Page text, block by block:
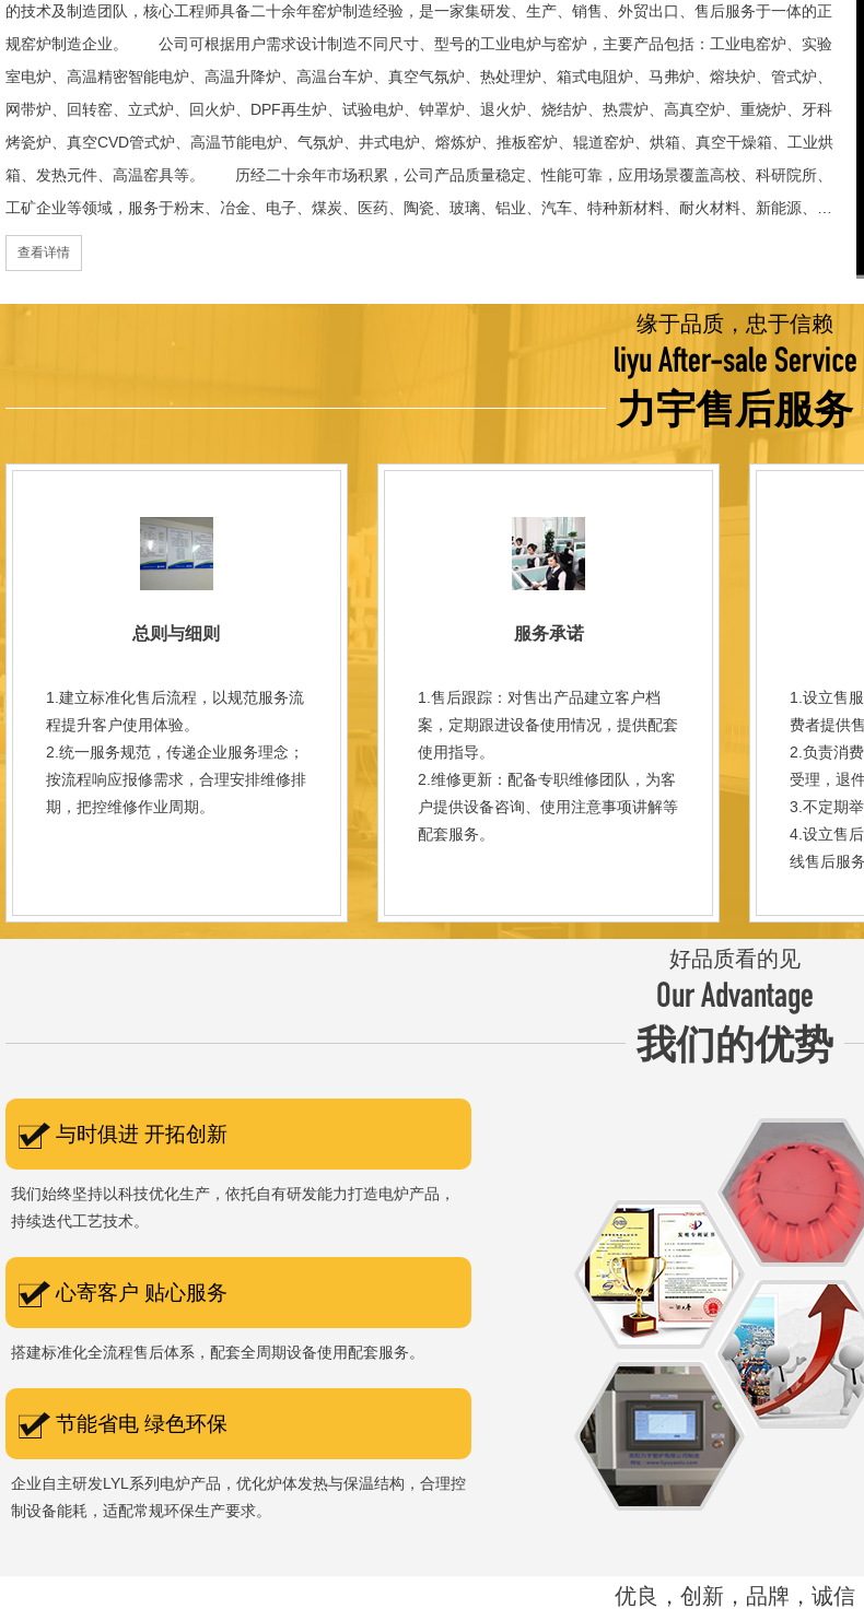
的技术及制造团队，核心工程师具备二十余年窑炉制造经验，是一家集研发、生产、销售、外贸出口、售后服务于一体的正
规窑炉制造企业。 公司可根据用户需求设计制造不同尺寸、型号的工业电炉与窑炉，主要产品包括：工业电窑炉、实验
室电炉、高温精密智能电炉、高温升降炉、高温台车炉、真空气氛炉、热处理炉、箱式电阻炉、马弗炉、熔块炉、管式炉、
网带炉、回转窑、立式炉、回火炉、DPF再生炉、试验电炉、钟罩炉、退火炉、烧结炉、热震炉、高真空炉、重烧炉、牙科
烤瓷炉、真空CVD管式炉、高温节能电炉、气氛炉、井式电炉、熔炼炉、推板窑炉、辊道窑炉、烘箱、真空干燥箱、工业烘
箱、发热元件、高温窑具等。 历经二十余年市场积累，公司产品质量稳定、性能可靠，应用场景覆盖高校、科研院所、
工矿企业等领域，服务于粉末、冶金、电子、煤炭、医药、陶瓷、玻璃、铝业、汽车、特种新材料、耐火材料、新能源、航
天航空、化工、金属烧结及金属热处理等行业，产品覆盖国内多省市，并出口至海外多个国家和地区。 近年来，公司通
过理念更新、体制机制优化与科技创新，于2015年通过ISO 9001:2015质量管理体系认证，主营业务收入保持稳步增长，国
内市场份额稳步提升，并获得质量诚信AAA 级企业荣誉证书。 在产品技术方面，公司坚持精益求精、持续创新，自主
研发LYL系列节能精密型智能化电炉、窑炉产品，多项产品通过相关权威认证。产品具备升温快、节能效果显著、温控精
准、智能自动化程度高、运行稳定、保温性能优良、全程电脑控制、可编程自动升降温及保温、炉体表面温度接近室温等特
点；产品安全方面，已通过欧盟CE认证。 公司凭借技术积累与产品优势，获得多项官方资质认定：高新 技术企业、科
技型中小企业、洛阳市企业研发中心（证书编号：202207080）、河南省专精特新企业。 我们坚持以科技促生产，
以质量创品牌，以品牌创市场的战略发展，实现科学化管理，我们以质量保证，服务完善，信誉良好的原则。 热诚欢迎
查看详情
缘于品质，忠于信赖
liyu After-sale Service
力宇售后服务
总则与细则
1.建立标准化售后流程，以规范服务流
程提升客户使用体验。
2.统一服务规范，传递企业服务理念；
按流程响应报修需求，合理安排维修排
期，把控维修作业周期。
服务承诺
1.售后跟踪：对售出产品建立客户档
案，定期跟进设备使用情况，提供配套
使用指导。
2.维修更新：配备专职维修团队，为客
户提供设备咨询、使用注意事项讲解等
配套服务。
1.设立售
费者提供
2.负责消
受理，退
3.不定期
4.设立售
线售后服
好品质看的见
Our Advantage
我们的优势
与时俱进 开拓创新
我们始终坚持以科技优化生产，依托自有研发能力打造电炉产品，
持续迭代工艺技术。
心寄客户 贴心服务
搭建标准化全流程售后体系，配套全周期设备使用配套服务。
节能省电 绿色环保
企业自主研发LYL系列电炉产品，优化炉体发热与保温结构，合理控
制设备能耗，适配常规环保生产要求。
优良，创新，品牌，诚信